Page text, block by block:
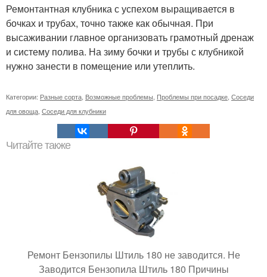
Ремонтантная клубника с успехом выращивается в
бочках и трубах, точно также как обычная. При
высаживании главное организовать грамотный дренаж
и систему полива. На зиму бочки и трубы с клубникой
нужно занести в помещение или утеплить.
Категории: Разные сорта, Возможные проблемы, Проблемы при посадке, Соседи
для овоща, Соседи для клубники
Читайте также
Ремонт Бензопилы Штиль 180 не заводится. Не
Заводится Бензопила Штиль 180 Причины